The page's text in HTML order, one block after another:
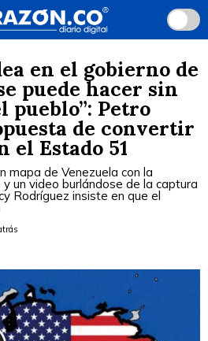
en el gobierno de
puede hacer sin
pueblo”: Petro
de convertir
el Estado 51
mapa de Venezuela con la
un video burlándose de la captura
Rodríguez insiste en que el